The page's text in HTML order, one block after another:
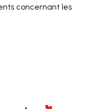
concernant les